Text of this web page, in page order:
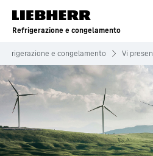
Refrigerazione e congelamento
Refrigerazione e congelamento Vi